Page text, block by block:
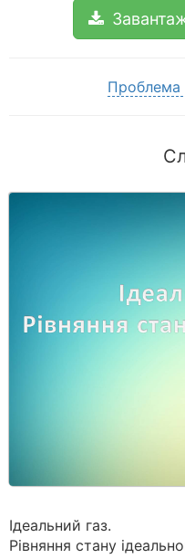
Проблема
Ідеальний газ.
Рівняння стану